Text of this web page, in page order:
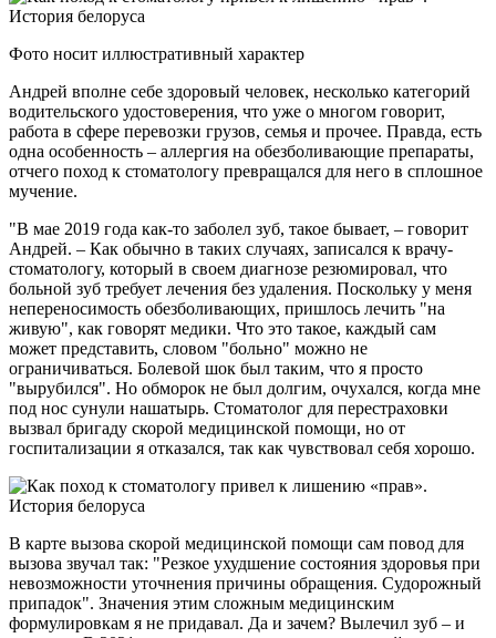
Фото носит иллюстративный характер
Андрей вполне себе здоровый человек, несколько категорий
водительского удостоверения, что уже о многом говорит,
работа в сфере перевозки грузов, семья и прочее. Правда, есть
одна особенность – аллергия на обезболивающие препараты,
отчего поход к стоматологу превращался для него в сплошное
мучение.
"В мае 2019 года как-то заболел зуб, такое бывает, – говорит
Андрей. – Как обычно в таких случаях, записался к врачу-
стоматологу, который в своем диагнозе резюмировал, что
больной зуб требует лечения без удаления. Поскольку у меня
непереносимость обезболивающих, пришлось лечить "на
живую", как говорят медики. Что это такое, каждый сам
может представить, словом "больно" можно не
ограничиваться. Болевой шок был таким, что я просто
"вырубился". Но обморок не был долгим, очухался, когда мне
под нос сунули нашатырь. Стоматолог для перестраховки
вызвал бригаду скорой медицинской помощи, но от
госпитализации я отказался, так как чувствовал себя хорошо.
В карте вызова скорой медицинской помощи сам повод для
вызова звучал так: "Резкое ухудшение состояния здоровья при
невозможности уточнения причины обращения. Судорожный
припадок". Значения этим сложным медицинским
формулировкам я не придавал. Да и зачем? Вылечил зуб – и